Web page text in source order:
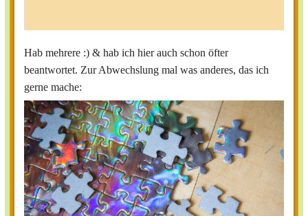
Hab mehrere :) & hab ich hier auch schon öfter
beantwortet. Zur Abwechslung mal was anderes, das ich
gerne mache: